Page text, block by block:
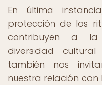
En última
protección de los
contribuyen a
diversidad
también nos
nuestra relación